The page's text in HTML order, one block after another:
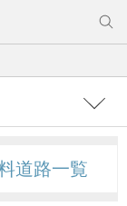
道路一覧